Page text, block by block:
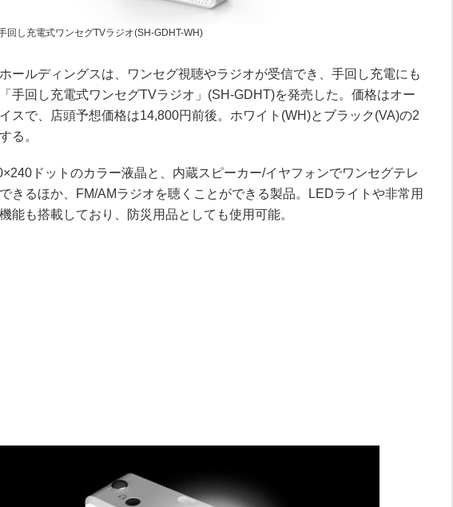
回し充電式ワンセグTVラジオ(SH-GDHT-WH)
ールディングスは、ワンセグ視聴やラジオが受信でき、手回し充電にも
手回し充電式ワンセグTVラジオ」(SH-GDHT)を発売した。価格はオー
スで、店頭予想価格は14,800円前後。ホワイト(WH)とブラック(VA)の2
る。
ドットのカラー液晶と、内蔵スピーカー/イヤフォンでワンセグテレ
きるほか、FM/AMラジオを聴くことができる製品。LEDライトや非常用
能も搭載しており、防災用品としても使用可能。